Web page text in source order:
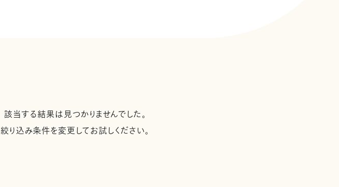
該当する結果は見つかりませんでした。
絞り込み条件を変更してお試しください。